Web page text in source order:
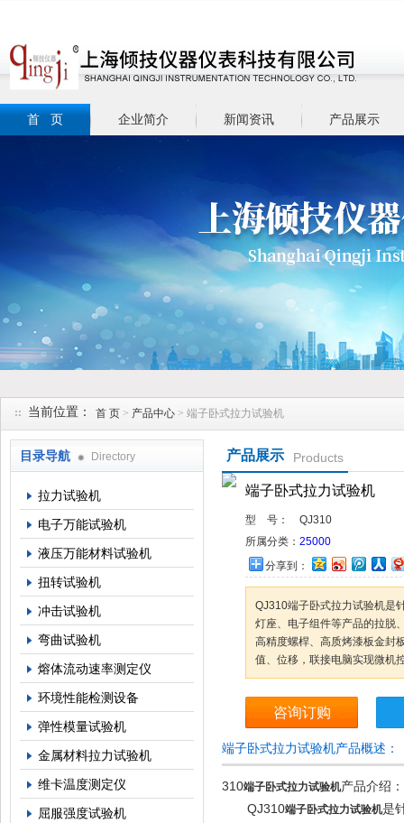
首 页 企业简介 新闻资讯 产品展示
当前位置： 首 页 > 产品中心 > 端子卧式拉力试验机
目录导航 Directory
拉力试验机
电子万能试验机
液压万能材料试验机
扭转试验机
冲击试验机
弯曲试验机
熔体流动速率测定仪
环境性能检测设备
弹性模量试验机
金属材料拉力试验机
维卡温度测定仪
屈服强度试验机
产品展示 Products
端子卧式拉力试验机
型 号：
QJ310
所属分类： 25000
分享到：
QJ310端子卧式拉力试验机是
灯座、电子组件等产品的拉脱
高精度螺桿、高质烤漆板金封
值、位移，联接电脑实现微机
咨询订购
端子卧式拉力试验机产品概述：
310端子卧式拉力试验机产品介绍：
QJ310端子卧式拉力试验机是